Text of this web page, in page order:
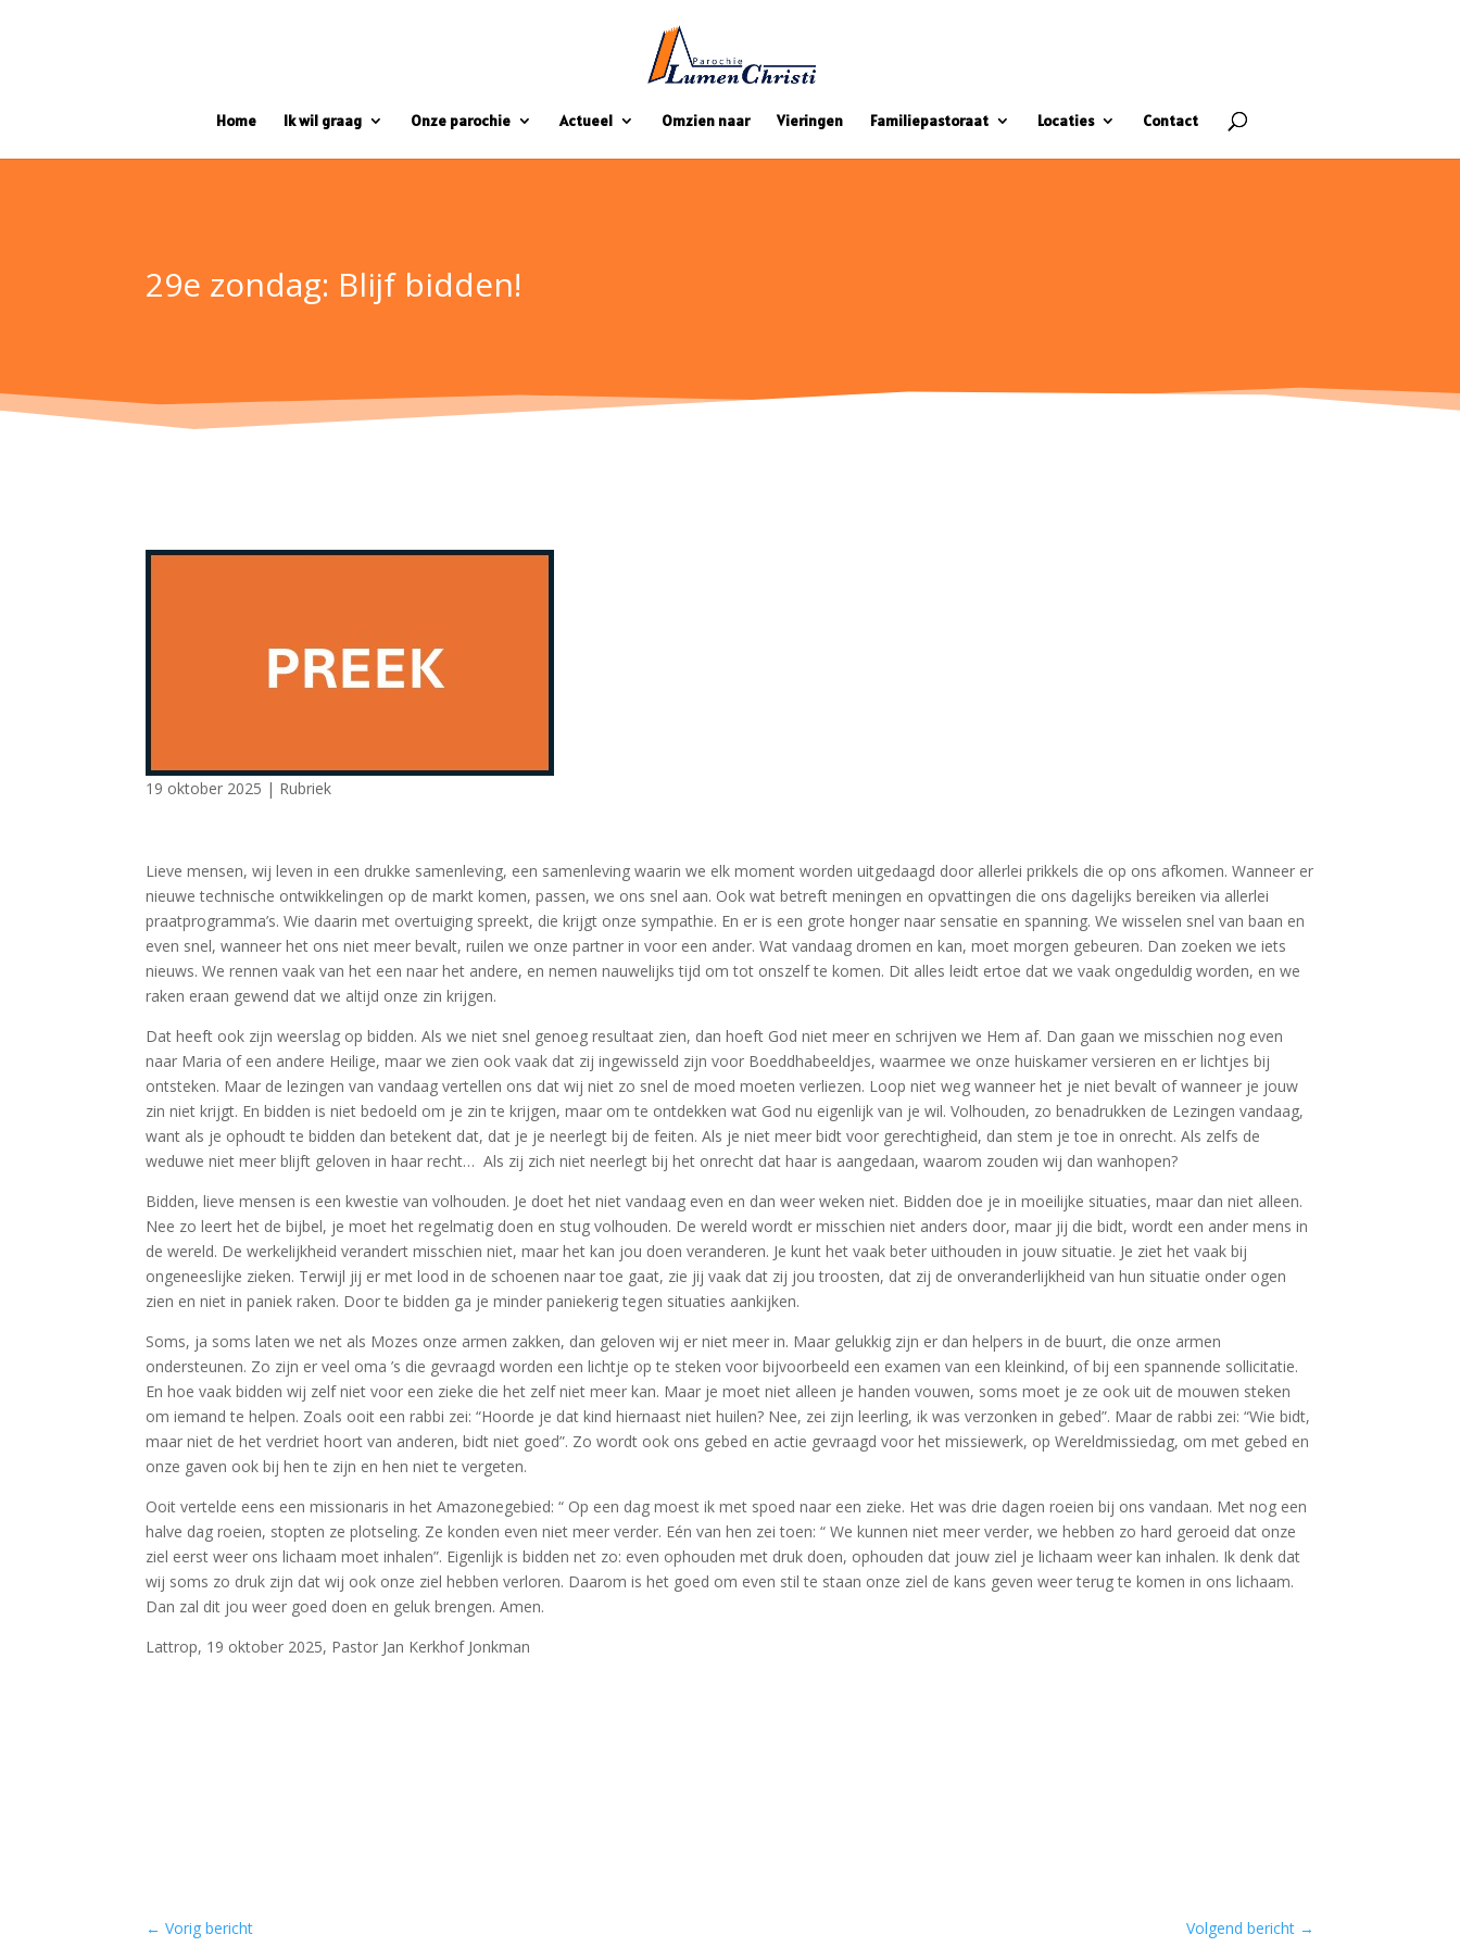
Home Ik wil graag Onze parochie Actueel Omzien naar Vieringen Familiepastoraat Locaties Contact
29e zondag: Blijf bidden!
19 oktober 2025 | Rubriek
Lieve mensen, wij leven in een drukke samenleving, een samenleving waarin we elk moment worden uitgedaagd door allerlei prikkels die op ons afkomen. Wanneer er
nieuwe technische ontwikkelingen op de markt komen, passen, we ons snel aan. Ook wat betreft meningen en opvattingen die ons dagelijks bereiken via allerlei
praatprogramma’s. Wie daarin met overtuiging spreekt, die krijgt onze sympathie. En er is een grote honger naar sensatie en spanning. We wisselen snel van baan en
even snel, wanneer het ons niet meer bevalt, ruilen we onze partner in voor een ander. Wat vandaag dromen en kan, moet morgen gebeuren. Dan zoeken we iets
nieuws. We rennen vaak van het een naar het andere, en nemen nauwelijks tijd om tot onszelf te komen. Dit alles leidt ertoe dat we vaak ongeduldig worden, en we
raken eraan gewend dat we altijd onze zin krijgen.
Dat heeft ook zijn weerslag op bidden. Als we niet snel genoeg resultaat zien, dan hoeft God niet meer en schrijven we Hem af. Dan gaan we misschien nog even
naar Maria of een andere Heilige, maar we zien ook vaak dat zij ingewisseld zijn voor Boeddhabeeldjes, waarmee we onze huiskamer versieren en er lichtjes bij
ontsteken. Maar de lezingen van vandaag vertellen ons dat wij niet zo snel de moed moeten verliezen. Loop niet weg wanneer het je niet bevalt of wanneer je jouw
zin niet krijgt. En bidden is niet bedoeld om je zin te krijgen, maar om te ontdekken wat God nu eigenlijk van je wil. Volhouden, zo benadrukken de Lezingen vandaag,
want als je ophoudt te bidden dan betekent dat, dat je je neerlegt bij de feiten. Als je niet meer bidt voor gerechtigheid, dan stem je toe in onrecht. Als zelfs de
weduwe niet meer blijft geloven in haar recht… Als zij zich niet neerlegt bij het onrecht dat haar is aangedaan, waarom zouden wij dan wanhopen?
Bidden, lieve mensen is een kwestie van volhouden. Je doet het niet vandaag even en dan weer weken niet. Bidden doe je in moeilijke situaties, maar dan niet alleen.
Nee zo leert het de bijbel, je moet het regelmatig doen en stug volhouden. De wereld wordt er misschien niet anders door, maar jij die bidt, wordt een ander mens in
de wereld. De werkelijkheid verandert misschien niet, maar het kan jou doen veranderen. Je kunt het vaak beter uithouden in jouw situatie. Je ziet het vaak bij
ongeneeslijke zieken. Terwijl jij er met lood in de schoenen naar toe gaat, zie jij vaak dat zij jou troosten, dat zij de onveranderlijkheid van hun situatie onder ogen
zien en niet in paniek raken. Door te bidden ga je minder paniekerig tegen situaties aankijken.
Soms, ja soms laten we net als Mozes onze armen zakken, dan geloven wij er niet meer in. Maar gelukkig zijn er dan helpers in de buurt, die onze armen
ondersteunen. Zo zijn er veel oma ’s die gevraagd worden een lichtje op te steken voor bijvoorbeeld een examen van een kleinkind, of bij een spannende sollicitatie.
En hoe vaak bidden wij zelf niet voor een zieke die het zelf niet meer kan. Maar je moet niet alleen je handen vouwen, soms moet je ze ook uit de mouwen steken
om iemand te helpen. Zoals ooit een rabbi zei: “Hoorde je dat kind hiernaast niet huilen? Nee, zei zijn leerling, ik was verzonken in gebed”. Maar de rabbi zei: “Wie bidt,
maar niet de het verdriet hoort van anderen, bidt niet goed”. Zo wordt ook ons gebed en actie gevraagd voor het missiewerk, op Wereldmissiedag, om met gebed en
onze gaven ook bij hen te zijn en hen niet te vergeten.
Ooit vertelde eens een missionaris in het Amazonegebied: “ Op een dag moest ik met spoed naar een zieke. Het was drie dagen roeien bij ons vandaan. Met nog een
halve dag roeien, stopten ze plotseling. Ze konden even niet meer verder. Eén van hen zei toen: “ We kunnen niet meer verder, we hebben zo hard geroeid dat onze
ziel eerst weer ons lichaam moet inhalen”. Eigenlijk is bidden net zo: even ophouden met druk doen, ophouden dat jouw ziel je lichaam weer kan inhalen. Ik denk dat
wij soms zo druk zijn dat wij ook onze ziel hebben verloren. Daarom is het goed om even stil te staan onze ziel de kans geven weer terug te komen in ons lichaam.
Dan zal dit jou weer goed doen en geluk brengen. Amen.
Lattrop, 19 oktober 2025, Pastor Jan Kerkhof Jonkman
←Vorig bericht Volgend bericht→